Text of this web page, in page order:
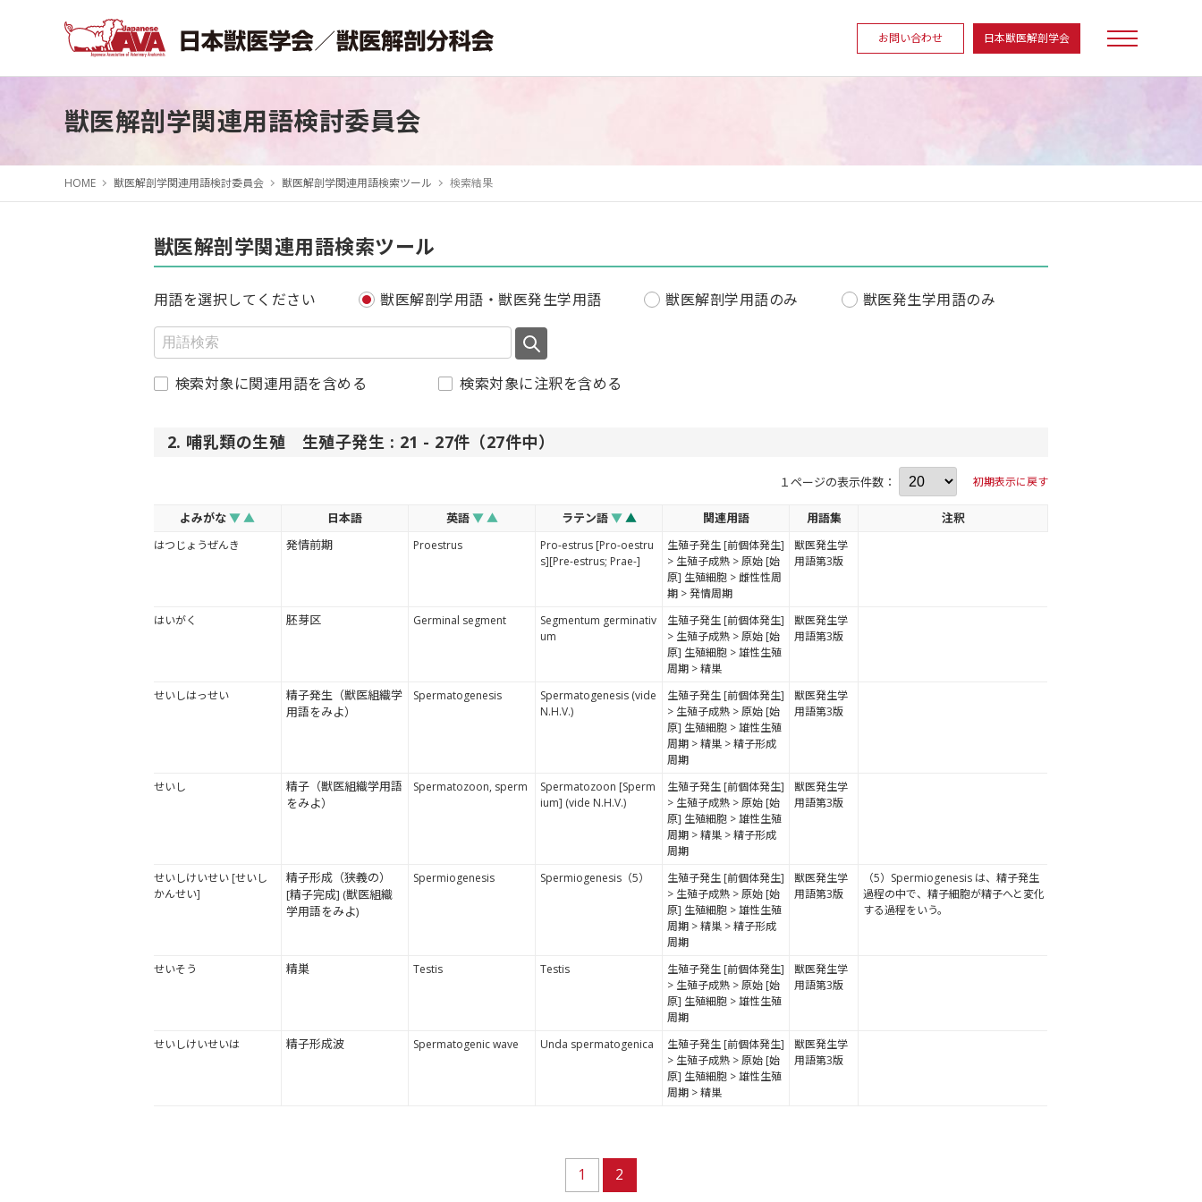
お問い合わせ 日本獣医解剖学会
獣医解剖学関連用語検討委員会
HOME 獣医解剖学関連用語検討委員会 獣医解剖学関連用語検索ツール 検索結果
獣医解剖学関連用語検索ツール
用語を選択してください 獣医解剖学用語・獣医発生学用語 獣医解剖学用語のみ 獣医発生学用語のみ
検索対象に関連用語を含める 検索対象に注釈を含める
2. 哺乳類の生殖 生殖子発生 : 21 - 27件（27件中）
１ページの表示件数： 初期表示に戻す
よみがな▼▲ 日本語 英語▼▲ ラテン語▼▲ 関連用語 用語集 注釈
はつじょうぜんき 発情前期 Proestrus
Pro-estrus [Pro-oestru
s][Pre-estrus; Prae-]
生殖子発生 [前個体発生]
> 生殖子成熟 > 原始 [始
原] 生殖細胞 > 雌性性周
期 > 発情周期
獣医発生学
用語第3版
はいがく 胚芽区 Germinal segment
Segmentum germinativ
um
生殖子発生 [前個体発生]
> 生殖子成熟 > 原始 [始
原] 生殖細胞 > 雄性生殖
周期 > 精巣
獣医発生学
用語第3版
せいしはっせい
精子発生（獣医組織学
用語をみよ）
Spermatogenesis
Spermatogenesis (vide
N.H.V.)
生殖子発生 [前個体発生]
> 生殖子成熟 > 原始 [始
原] 生殖細胞 > 雄性生殖
周期 > 精巣 > 精子形成
周期
獣医発生学
用語第3版
せいし
精子（獣医組織学用語
をみよ）
Spermatozoon, sperm
Spermatozoon [Sperm
ium] (vide N.H.V.)
生殖子発生 [前個体発生]
> 生殖子成熟 > 原始 [始
原] 生殖細胞 > 雄性生殖
周期 > 精巣 > 精子形成
周期
獣医発生学
用語第3版
せいしけいせい [せいし
かんせい]
精子形成（狭義の）
[精子完成] (獣医組織
学用語をみよ)
Spermiogenesis Spermiogenesis（5）
生殖子発生 [前個体発生]
> 生殖子成熟 > 原始 [始
原] 生殖細胞 > 雄性生殖
周期 > 精巣 > 精子形成
周期
獣医発生学
用語第3版
（5）Spermiogenesis は、精子発生
過程の中で、精子細胞が精子へと変化
する過程をいう。
せいそう 精巣 Testis Testis
生殖子発生 [前個体発生]
> 生殖子成熟 > 原始 [始
原] 生殖細胞 > 雄性生殖
周期
獣医発生学
用語第3版
せいしけいせいは 精子形成波 Spermatogenic wave Unda spermatogenica
生殖子発生 [前個体発生]
> 生殖子成熟 > 原始 [始
原] 生殖細胞 > 雄性生殖
周期 > 精巣
獣医発生学
用語第3版
1 2